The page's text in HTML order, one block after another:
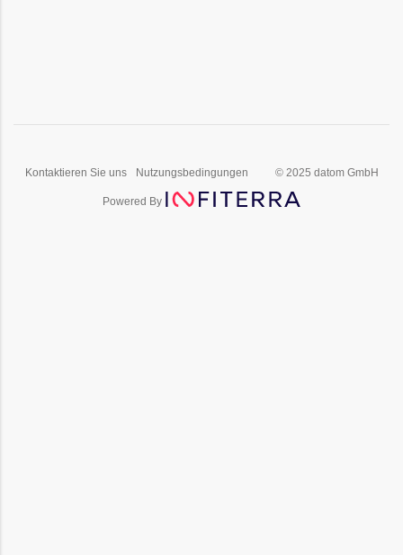
Kontaktieren Sie uns Nutzungsbedingungen © 2025 datom GmbH
Powered By